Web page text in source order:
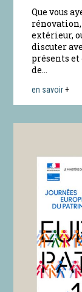
Que vous
extérieur,
discuter
présents
de...
en savoir+